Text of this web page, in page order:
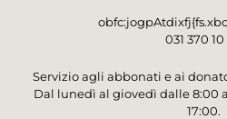
031 370 10
Servizio agli abbonati e ai
Dal lunedì al giovedì dalle 8:00
17:00.